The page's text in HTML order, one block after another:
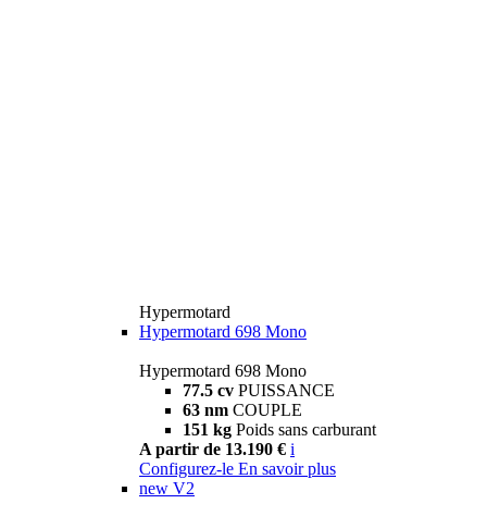
Hypermotard
Hypermotard 698 Mono
Hypermotard 698 Mono
77.5 cv PUISSANCE
63 nm COUPLE
151 kg Poids sans carburant
A partir de 13.190 € i
Configurez-le En savoir plus
new V2